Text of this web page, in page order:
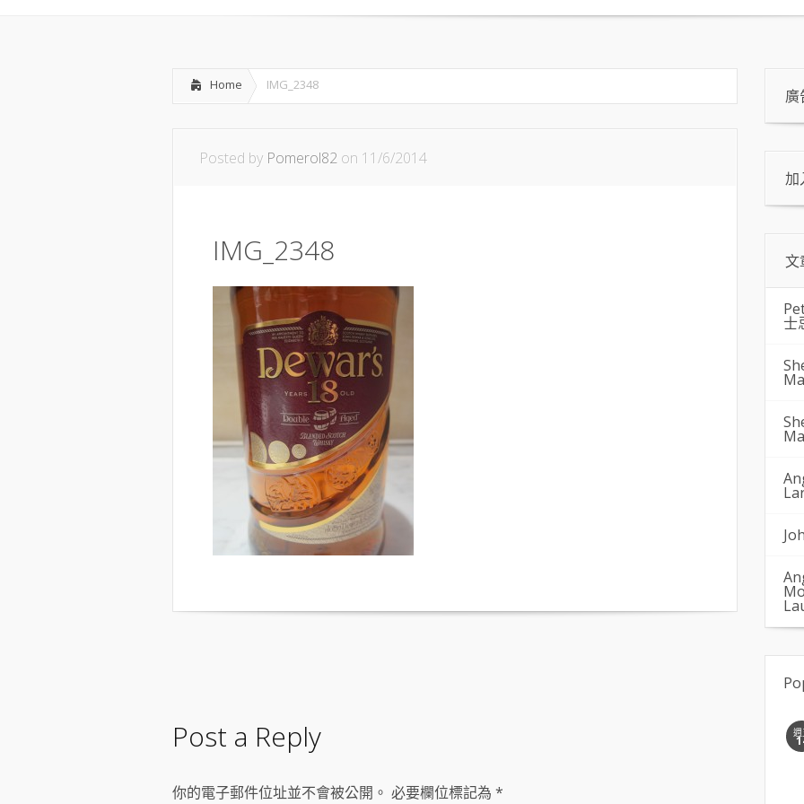
Home IMG_2348
Posted by Pomerol82 on 11/6/2014
IMG_2348
Post a Reply
你的電子郵件位址並不會被公開。 必要欄位標記為 *
廣
加
文
士
週